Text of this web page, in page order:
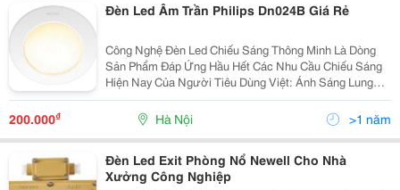
Đèn Led Âm Trần Philips Dn024B Giá Rẻ
Công Nghệ Đèn Led Chiếu Sáng Thông Minh Là Dòng
Sản Phẩm Đáp Ứng Hầu Hết Các Nhu Cầu Chiếu Sáng
Hiện Nay Của Người Tiêu Dùng Việt: Ánh Sáng Lung
Linh, Tiết Kiệm Điện Năng, Có Tính Thẩm Mỹ Cao Và
Thân Thiện Với Môi Trường. Đáp Ứng Nhu Cầu Của
Người Ti
200.000₫ Hà Nội >1 năm
Đèn Led Exit Phòng Nổ Newell Cho Nhà
Xưởng Công Nghiệp